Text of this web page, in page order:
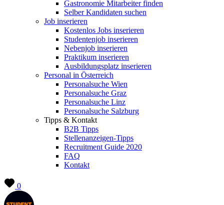
Gastronomie Mitarbeiter finden
Selber Kandidaten suchen
Job inserieren
Kostenlos Jobs inserieren
Studentenjob inserieren
Nebenjob inserieren
Praktikum inserieren
Ausbildungsplatz inserieren
Personal in Österreich
Personalsuche Wien
Personalsuche Graz
Personalsuche Linz
Personalsuche Salzburg
Tipps & Kontakt
B2B Tipps
Stellenanzeigen-Tipps
Recruitment Guide 2020
FAQ
Kontakt
0